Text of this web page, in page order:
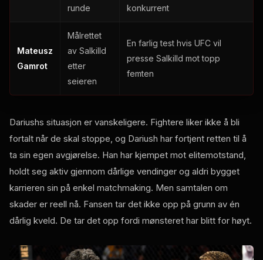
runde konkurrent
Mateusz
Gamrot
Målrettet
av Salkilld
etter
seieren
En farlig test hvis UFC vil
presse Salkilld mot topp
femten
Dariushs situasjon er vanskeligere. Fightere liker ikke å bli
fortalt når de skal stoppe, og Dariush har fortjent retten til å
ta sin egen avgjørelse. Han har kjempet mot elitemotstand,
holdt seg aktiv gjennom dårlige vendinger og aldri bygget
karrieren sin på enkel matchmaking. Men samtalen om
skader er reell nå. Fansen tar det ikke opp på grunn av én
dårlig kveld. De tar det opp fordi mønsteret har blitt for høyt.